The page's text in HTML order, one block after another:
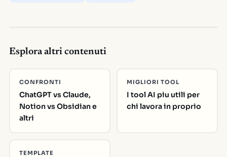
Esplora altri contenuti
CONFRONTI
ChatGPT vs Claude,
Notion vs Obsidian e
altri
MIGLIORI TOOL
I tool AI piu utili per
chi lavora in proprio
TEMPLATE